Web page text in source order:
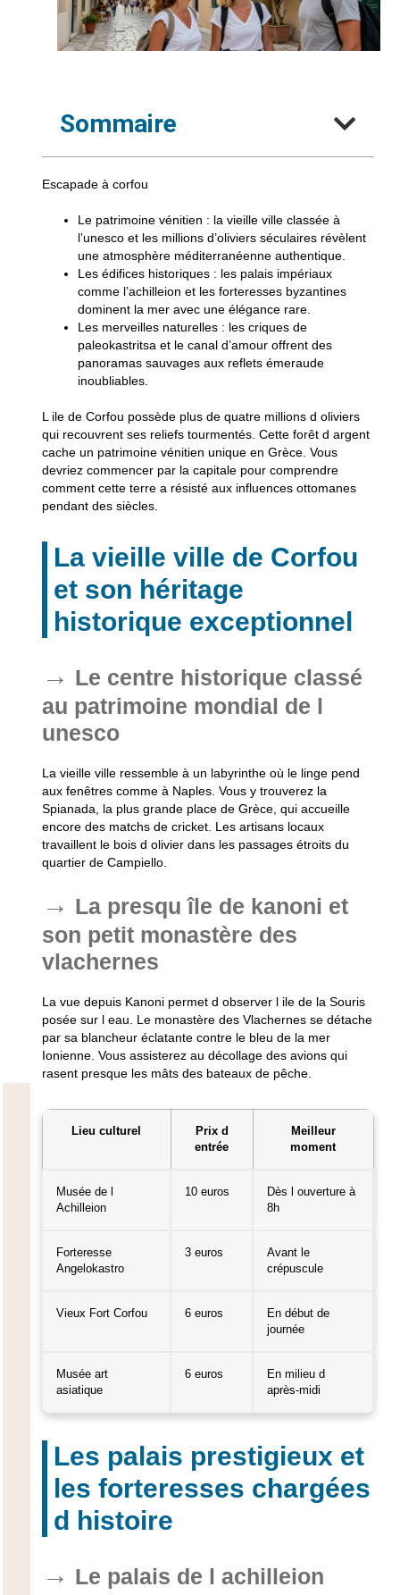
Sommaire
Escapade à corfou
Le patrimoine vénitien : la vieille ville classée à
l’unesco et les millions d’oliviers séculaires révèlent
une atmosphère méditerranéenne authentique.
Les édifices historiques: les palais impériaux
comme l’achilleion et les forteresses byzantines
dominent la mer avec une élégance rare.
Les merveilles naturelles: les criques de
paleokastritsa et le canal d’amour offrent des
panoramas sauvages aux reflets émeraude
inoubliables.
L ile de Corfou possède plus de quatre millions d oliviers
qui recouvrent ses reliefs tourmentés. Cette forêt d argent
cache un patrimoine vénitien unique en Grèce. Vous
devriez commencer par la capitale pour comprendre
comment cette terre a résisté aux influences ottomanes
pendant des siècles.
La vieille ville de Corfou
et son héritage
historique exceptionnel
Le centre historique classé
au patrimoine mondial de l
unesco
La vieille ville ressemble à un labyrinthe où le linge pend
aux fenêtres comme à Naples. Vous y trouverez la
Spianada, la plus grande place de Grèce, qui accueille
encore des matchs de cricket. Les artisans locaux
travaillent le bois d olivier dans les passages étroits du
quartier de Campiello.
La presqu île de kanoni et
son petit monastère des
vlachernes
La vue depuis Kanoni permet d observer l ile de la Souris
posée sur l eau. Le monastère des Vlachernes se détache
par sa blancheur éclatante contre le bleu de la mer
Ionienne. Vous assisterez au décollage des avions qui
rasent presque les mâts des bateaux de pêche.
Lieu culturel
Prix d
entrée
Meilleur
moment
Musée de l
Achilleion
10 euros
Dès l ouverture à
8h
Forteresse
Angelokastro
3 euros
Avant le
crépuscule
Vieux Fort Corfou 6 euros
En début de
journée
Musée art
asiatique
6 euros
En milieu d
après-midi
Les palais prestigieux et
les forteresses chargées
d histoire
Le palais de l achilleion